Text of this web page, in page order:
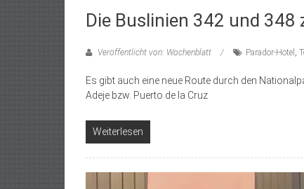
Die Buslinien 342 und 348
Veröffentlicht von: Wochenblatt Parador-Hotel ,
Es gibt auch eine neue Route durch den
Adeje bzw. Puerto de la Cruz
Weiterlesen